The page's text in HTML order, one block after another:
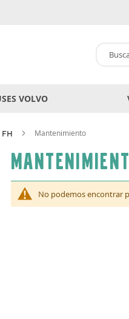
VOLVO
FH Mantenimiento
No podemos encontrar